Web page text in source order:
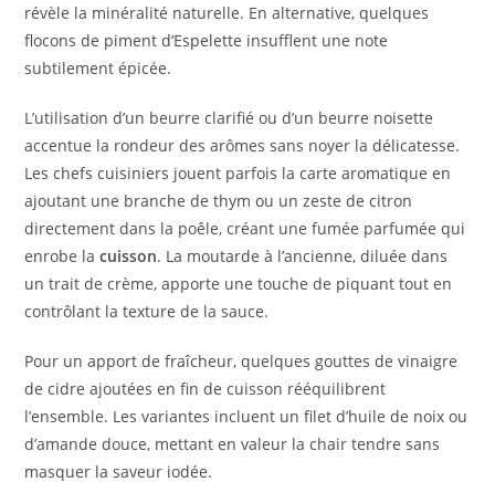
révèle la minéralité naturelle. En alternative, quelques
flocons de piment d’Espelette insufflent une note
subtilement épicée.
L’utilisation d’un beurre clarifié ou d’un beurre noisette
accentue la rondeur des arômes sans noyer la délicatesse.
Les chefs cuisiniers jouent parfois la carte aromatique en
ajoutant une branche de thym ou un zeste de citron
directement dans la poêle, créant une fumée parfumée qui
enrobe lacuisson. La moutarde à l’ancienne, diluée dans
un trait de crème, apporte une touche de piquant tout en
contrôlant la texture de la sauce.
Pour un apport de fraîcheur, quelques gouttes de vinaigre
de cidre ajoutées en fin de cuisson rééquilibrent
l’ensemble. Les variantes incluent un filet d’huile de noix ou
d’amande douce, mettant en valeur la chair tendre sans
masquer la saveur iodée.